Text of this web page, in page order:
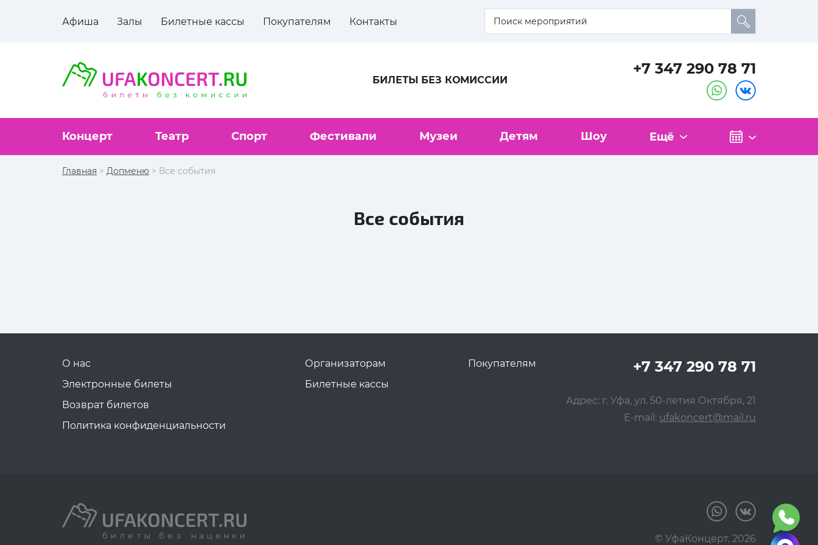
Афиша Залы Билетные кассы Покупателям Контакты
БИЛЕТЫ БЕЗ КОМИССИИ
+7 347 290 78 71
Концерт Театр Спорт Фестивали Музеи Детям Шоу Ещё
Главная > Допменю > Все события
Все события
О нас
Электронные билеты
Возврат билетов
Политика конфиденциальности
Организаторам
Билетные кассы
Покупателям +7 347 290 78 71
Адрес: г. Уфа, ул. 50-летия Октября, 21
E-mail: ufakoncert@mail.ru
© УфаКонцерт, 2026